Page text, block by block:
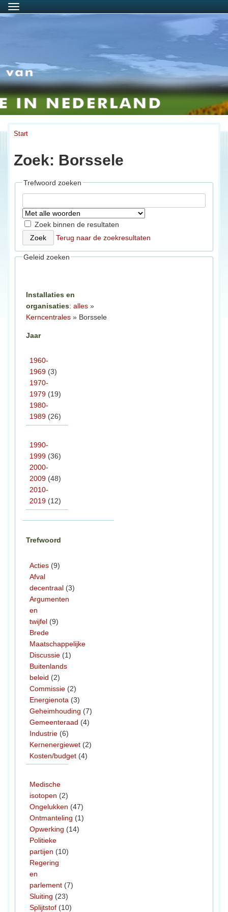
Menu
Start
Zoek: Borssele
Trefwoord zoeken
Zoek binnen de resultaten
Terug naar de zoekresultaten
Geleid zoeken
Installaties en
organisaties: alles »
Kerncentrales » Borssele
Jaar
1960-
1969 (3)
1970-
1979 (19)
1980-
1989 (26)
1990-
1999 (36)
2000-
2009 (48)
2010-
2019 (12)
Trefwoord
Acties (9)
Afval
decentraal (3)
Argumenten
en
twijfel (9)
Brede
Maatschappelijke
Discussie (1)
Buitenlands
beleid (2)
Commissie (2)
Energienota (3)
Geheimhouding (7)
Gemeenteraad (4)
Industrie (6)
Kernenergiewet (2)
Kosten/budget (4)
Medische
isotopen (2)
Ongelukken (47)
Ontmanteling (1)
Opwerking (14)
Politieke
partijen (10)
Regering
en
parlement (7)
Sluiting (23)
Splijtstof (10)